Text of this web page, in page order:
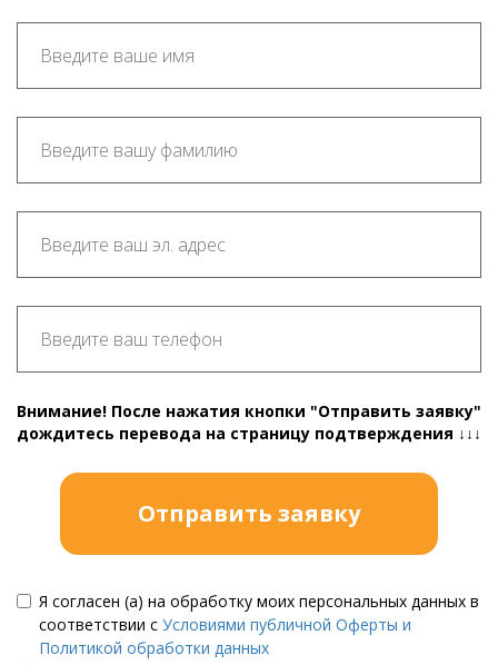
Внимание! После нажатия кнопки "Отправить заявку"
дождитесь перевода на страницу подтверждения ↓↓↓
Отправить заявку
Я согласен (а) на обработку моих персональных данных в
соответствии с Условиями публичной Оферты и
Политикой обработки данных